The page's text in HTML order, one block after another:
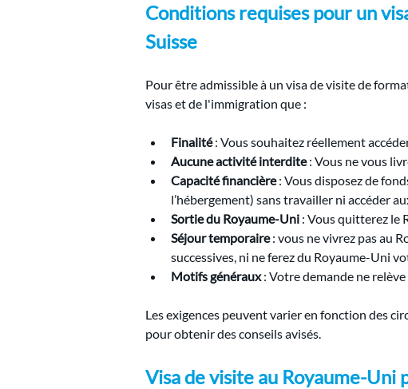
Conditions requises pour un
Suisse
Pour être admissible à un visa de visite de
visas et de l'immigration que :
Finalité : Vous souhaitez réellement
Aucune activité interdite : Vous ne vous
Capacité financière : Vous disposez de
l’hébergement) sans travailler ni accéder
Sortie du Royaume-Uni : Vous quitterez le
Séjour temporaire : vous ne vivrez pas au
successives, ni ne ferez du Royaume-Uni
Motifs généraux : Votre demande ne
Les exigences peuvent varier en fonction des
pour obtenir des conseils avisés.
Visa de visite au Royaume-